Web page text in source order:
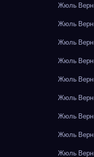
Жюль Верн
Жюль Верн
Жюль Верн
Жюль Верн
Жюль Верн
Жюль Верн
Жюль Верн
Жюль Верн
Жюль Верн